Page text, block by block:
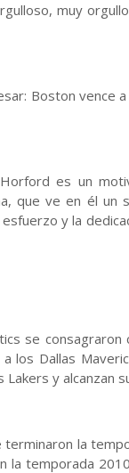
muy
Boston vence
es un
que ve en él un
y la
se consagraron
a los Dallas
Lakers y alcanzan
terminaron la
la temporada